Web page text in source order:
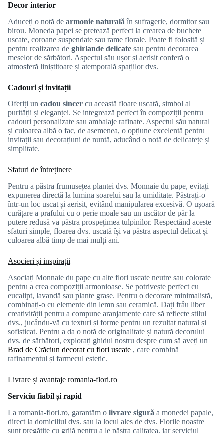
Decor interior
Aduceți o notă de armonie naturalăîn sufragerie, dormitor sau
birou. Moneda papei se pretează perfect la crearea de buchete
uscate, coroane suspendate sau rame florale. Poate fi folosită și
pentru realizarea de ghirlande delicate sau pentru decorarea
meselor de sărbători. Aspectul său ușor și aerisit conferă o
atmosferă liniștitoare și atemporală spațiilor dvs.
Cadouri și invitații
Oferiți un cadou sincer cu această floare uscată, simbol al
purității și eleganței. Se integrează perfect în compoziții pentru
cadouri personalizate sau ambalaje rafinate. Aspectul său natural
și culoarea albă o fac, de asemenea, o opțiune excelentă pentru
invitații sau decorațiuni de nuntă, aducând o notă de delicatețe și
simplitate.
Sfaturi de întreținere
Pentru a păstra frumusețea plantei dvs. Monnaie du pape, evitați
expunerea directă la lumina soarelui sau la umiditate. Păstrați-o
într-un loc uscat și aerisit, evitând manipularea excesivă. O ușoară
curățare a prafului cu o perie moale sau un uscător de păr la
putere redusă va păstra prospețimea tulpinilor. Respectând aceste
sfaturi simple, floarea dvs. uscată își va păstra aspectul delicat și
culoarea albă timp de mai mulți ani.
Asocieri și inspirații
Asociați Monnaie du pape cu alte flori uscate neutre sau colorate
pentru a crea compoziții armonioase. Se potrivește perfect cu
eucalipt, lavandă sau plante grase. Pentru o decorare minimalistă,
combinați-o cu elemente din lemn sau ceramică. Dați frâu liber
creativității pentru a compune aranjamente care să reflecte stilul
dvs., jucându-vă cu texturi și forme pentru un rezultat natural și
sofisticat. Pentru a da o notă de originalitate și natură decorului
dvs. de sărbători, explorați ghidul nostru despre cum să aveți un
Brad de Crăciun decorat cu flori uscate , care combină
rafinamentul și farmecul estetic.
Livrare și avantaje romania-flori.ro
Serviciu fiabil și rapid
La romania-flori.ro, garantăm o livrare sigură a monedei papale,
direct la domiciliul dvs. sau la locul ales de dvs. Florile noastre
sunt pregătite cu grijă pentru a le păstra calitatea, iar serviciul